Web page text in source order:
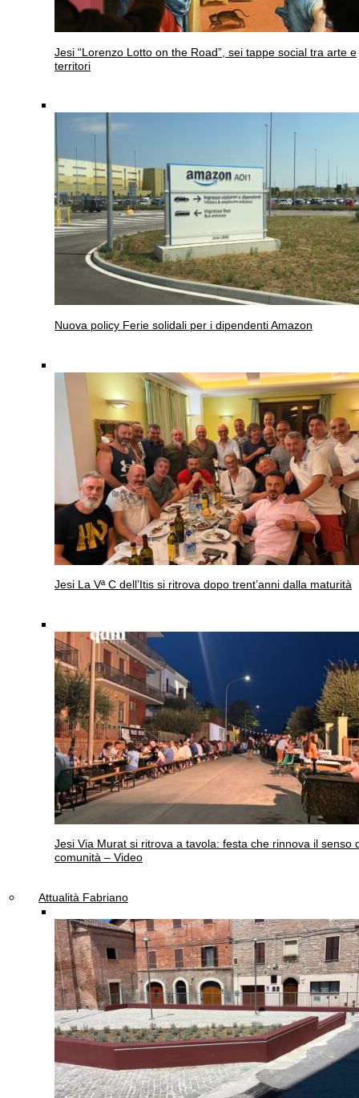
Jesi “Lorenzo Lotto on the Road”, sei tappe social tra arte e
territori
Nuova policy Ferie solidali per i dipendenti Amazon
Jesi La Vª C dell’Itis si ritrova dopo trent’anni dalla maturità
Jesi Via Murat si ritrova a tavola: festa che rinnova il senso
comunità – Video
Attualità Fabriano